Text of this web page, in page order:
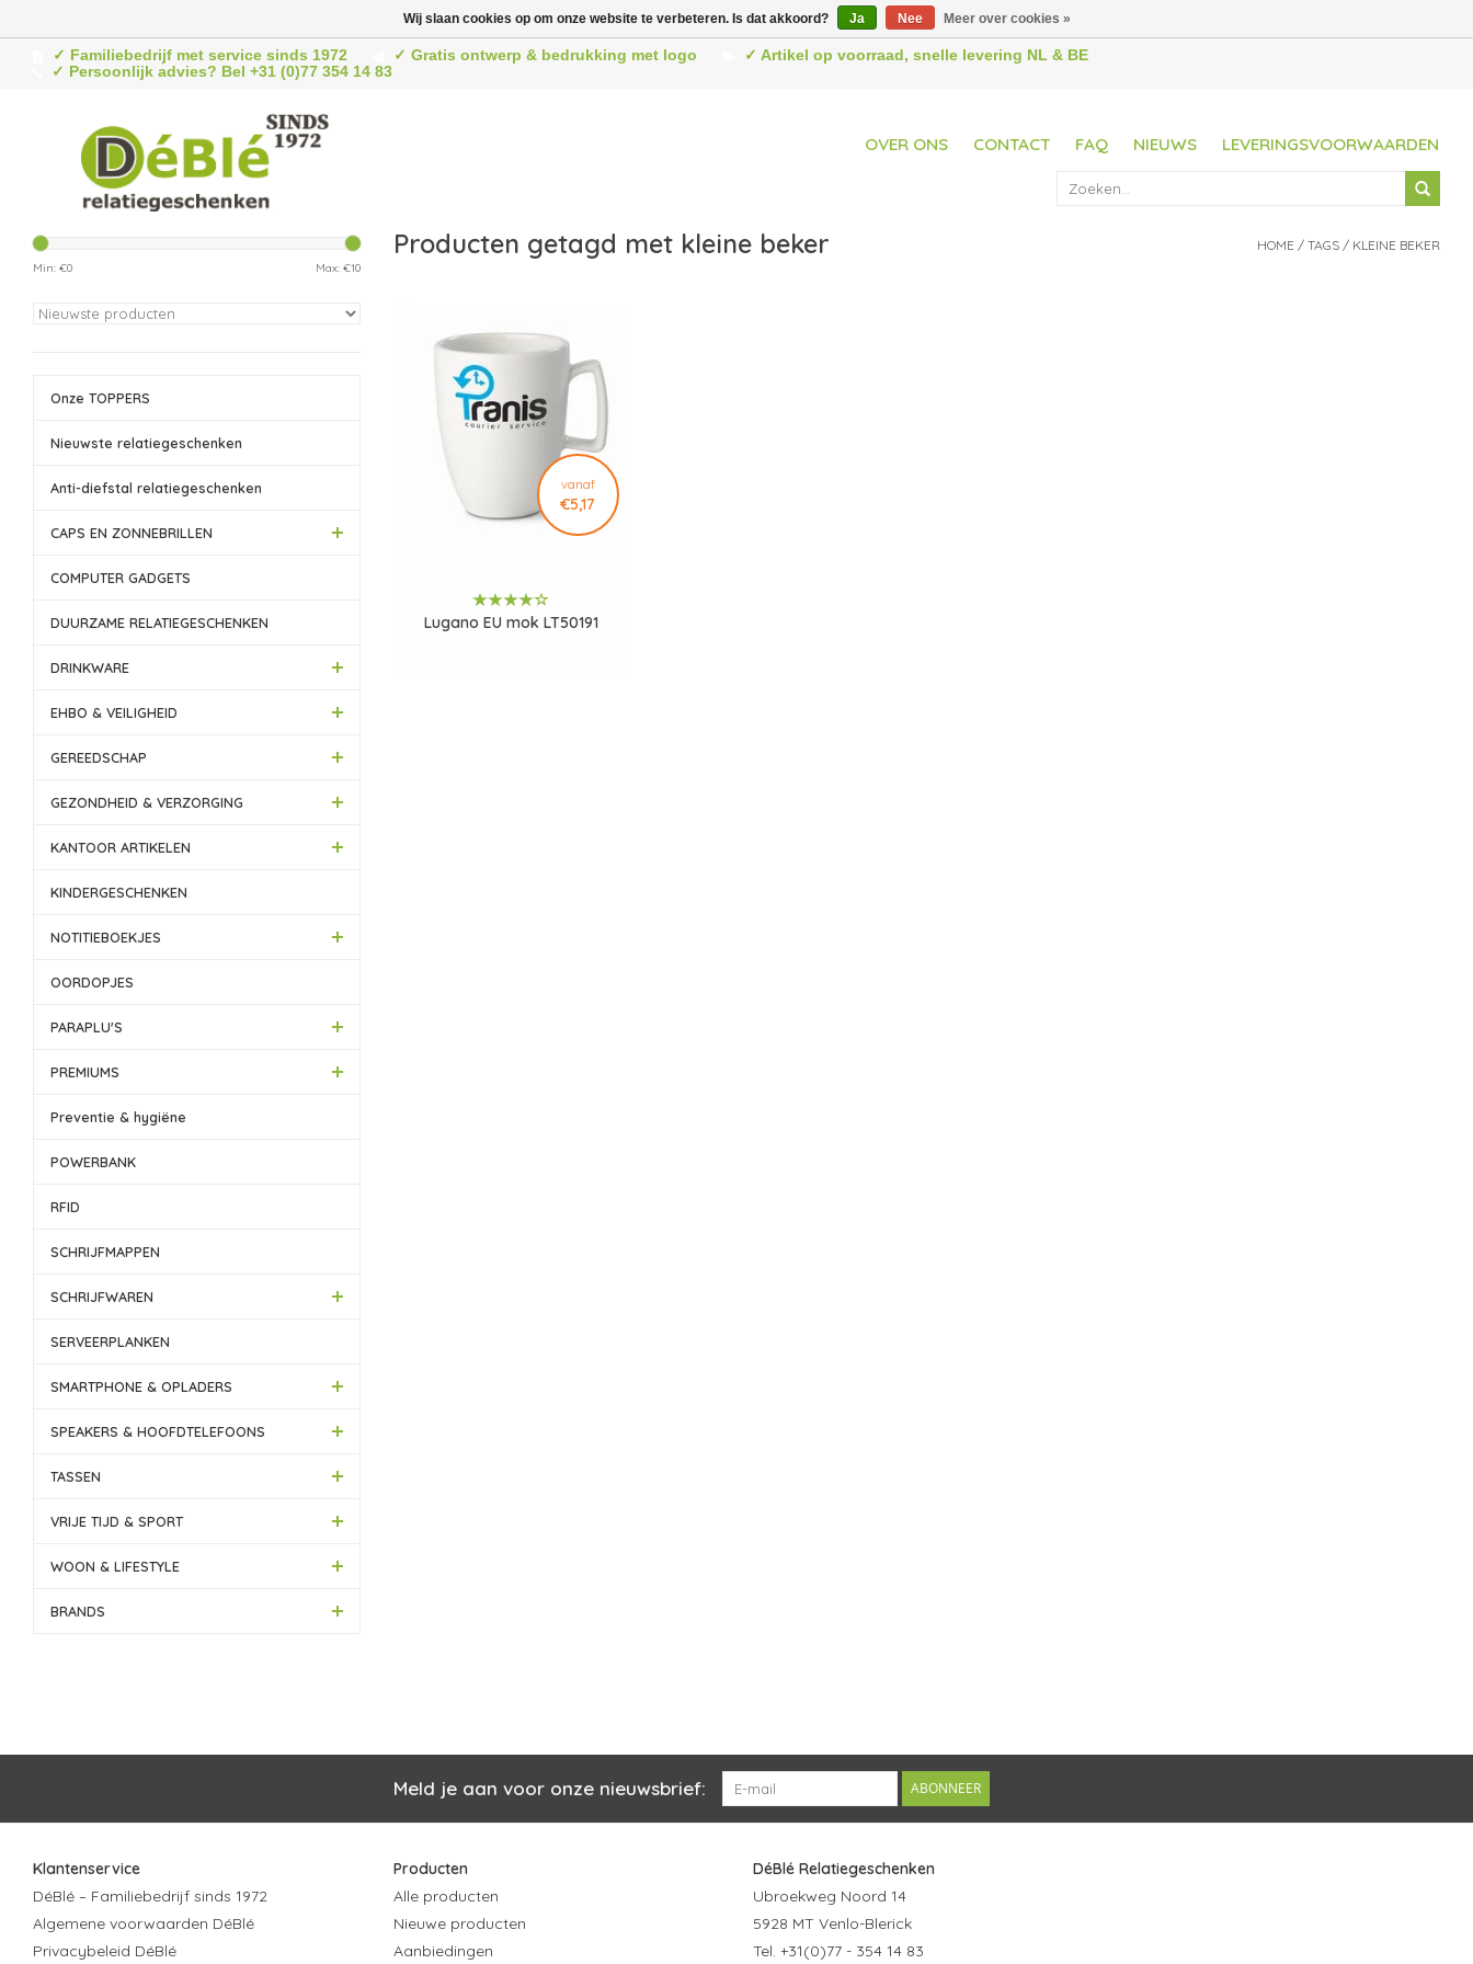
✓ Familiebedrijf met service sinds 1972 ✓ Gratis ontwerp & bedrukking met logo
✓ Artikel op voorraad, snelle levering NL & BE
✓ Persoonlijk advies? Bel +31 (0)77 354 14 83
OVER ONS CONTACT FAQ NIEUWS LEVERINGSVOORWAARDEN
Min: €0 Max: €10
Onze TOPPERS
Nieuwste relatiegeschenken
Anti-diefstal relatiegeschenken
CAPS EN ZONNEBRILLEN
COMPUTER GADGETS
DUURZAME RELATIEGESCHENKEN
DRINKWARE
EHBO & VEILIGHEID
GEREEDSCHAP
GEZONDHEID & VERZORGING
KANTOOR ARTIKELEN
KINDERGESCHENKEN
NOTITIEBOEKJES
OORDOPJES
PARAPLU'S
PREMIUMS
Preventie & hygiëne
POWERBANK
RFID
SCHRIJFMAPPEN
SCHRIJFWAREN
SERVEERPLANKEN
SMARTPHONE & OPLADERS
SPEAKERS & HOOFDTELEFOONS
TASSEN
VRIJE TIJD & SPORT
WOON & LIFESTYLE
BRANDS
Producten getagd met kleine beker HOME / TAGS / KLEINE BEKER
vanaf
€5,17
Lugano EU mok LT50191
Meld je aan voor onze nieuwsbrief: ABONNEER
Klantenservice
DéBlé – Familiebedrijf sinds 1972
Algemene voorwaarden DéBlé
Privacybeleid DéBlé
Producten
Alle producten
Nieuwe producten
Aanbiedingen
DéBlé Relatiegeschenken
Ubroekweg Noord 14
5928 MT Venlo-Blerick
Tel. +31(0)77 - 354 14 83
Wij slaan cookies op om onze website te verbeteren. Is dat akkoord? Ja Nee Meer over cookies »